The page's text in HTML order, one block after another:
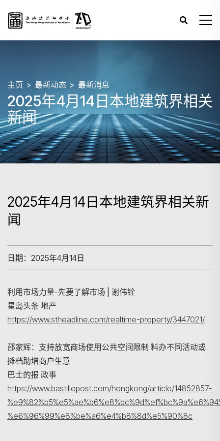
搜寻
主页 最新动态 最新消息
2025年4月14日本地建筑界相关
新闻
2025年4月14日本地建筑界相关新
闻
日期：2025年4月14日
利用市场力量-先要了解市场 | 谢伟铨
星岛头条 地产
https://www.stheadline.com/realtime-property/3447021/
邵家辉：支持放宽商场使用公共空间限制 料办不同活动或
摊档助增商户生意
巴士的报 政事
https://www.bastillepost.com/hongkong/article/14852857-
%e6%96%99%e8%be%a6%e4%b8%8d%e5%90%8c